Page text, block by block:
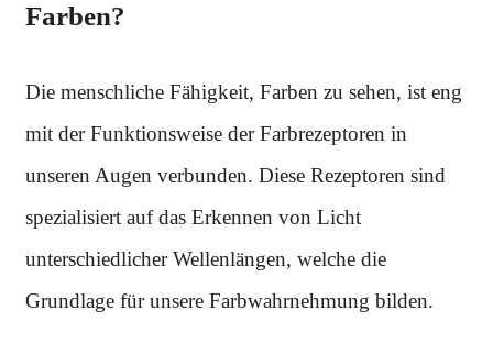
Farben?
Die menschliche Fähigkeit, Farben zu sehen, ist eng
mit der Funktionsweise der Farbrezeptoren in
unseren Augen verbunden. Diese Rezeptoren sind
spezialisiert auf das Erkennen von Licht
unterschiedlicher Wellenlängen, welche die
Grundlage für unsere Farbwahrnehmung bilden.